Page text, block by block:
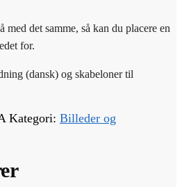
det samme, så kan du placere en
for.
(dansk) og skabeloner til
Kategori: Billeder og